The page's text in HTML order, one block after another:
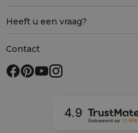
Heeft u een vraag?
Contact
4.9
Gebaseerd op 12 906